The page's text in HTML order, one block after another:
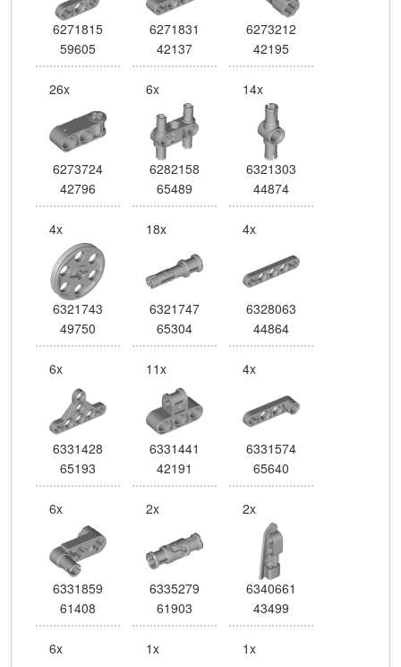
6271815
59605
6271831
42137
6273212
42195
26x
6273724
42796
6x
6282158
65489
14x
6321303
44874
4x
6321743
49750
18x
6321747
65304
4x
6328063
44864
6x
6331428
65193
11x
6331441
42191
4x
6331574
65640
6x
6331859
61408
2x
6335279
61903
2x
6340661
43499
6x 1x 1x